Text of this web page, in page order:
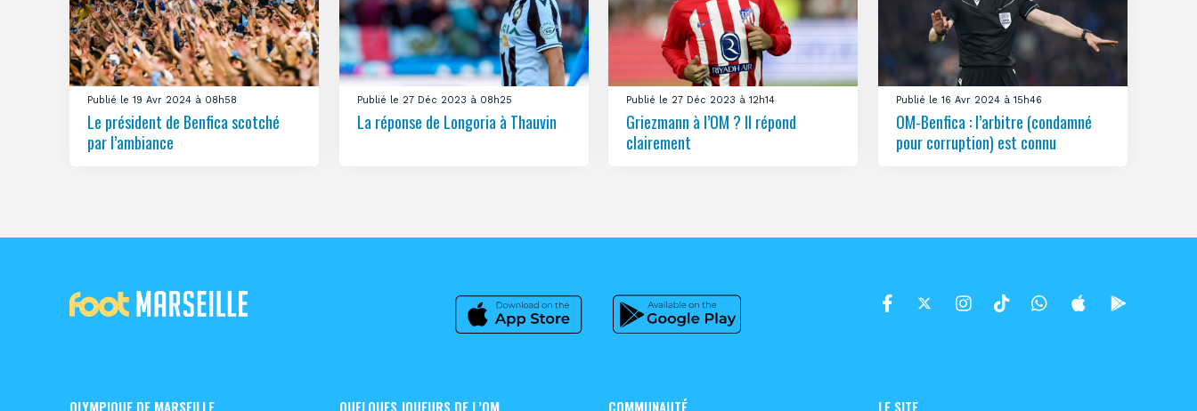
Publié le 19 Avr 2024 à 08h58
Le président de Benfica scotché
par l’ambiance
Publié le 27 Déc 2023 à 08h25
La réponse de Longoria à Thauvin
Publié le 27 Déc 2023 à 12h14
Griezmann à l’OM ? Il répond
clairement
Publié le 16 Avr 2024 à 15h46
OM-Benfica : l’arbitre (condamné
pour corruption) est connu
OLYMPIQUE DE MARSEILLE QUELQUES JOUEURS DE L’OM COMMUNAUTÉ LE SITE